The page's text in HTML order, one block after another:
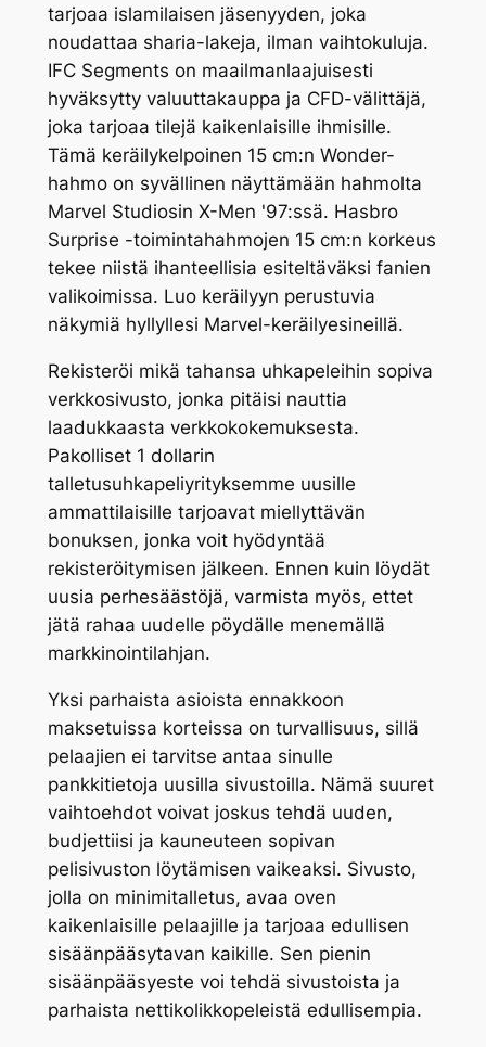
tarjoaa islamilaisen jäsenyyden, joka
noudattaa sharia-lakeja, ilman vaihtokuluja.
IFC Segments on maailmanlaajuisesti
hyväksytty valuuttakauppa ja CFD-välittäjä,
joka tarjoaa tilejä kaikenlaisille ihmisille.
Tämä keräilykelpoinen 15 cm:n Wonder-
hahmo on syvällinen näyttämään hahmolta
Marvel Studiosin X-Men '97:ssä. Hasbro
Surprise -toimintahahmojen 15 cm:n korkeus
tekee niistä ihanteellisia esiteltäväksi fanien
valikoimissa. Luo keräilyyn perustuvia
näkymiä hyllyllesi Marvel-keräilyesineillä.
Rekisteröi mikä tahansa uhkapeleihin sopiva
verkkosivusto, jonka pitäisi nauttia
laadukkaasta verkkokokemuksesta.
Pakolliset 1 dollarin
talletusuhkapeliyrityksemme uusille
ammattilaisille tarjoavat miellyttävän
bonuksen, jonka voit hyödyntää
rekisteröitymisen jälkeen. Ennen kuin löydät
uusia perhesäästöjä, varmista myös, ettet
jätä rahaa uudelle pöydälle menemällä
markkinointilahjan.
Yksi parhaista asioista ennakkoon
maksetuissa korteissa on turvallisuus, sillä
pelaajien ei tarvitse antaa sinulle
pankkitietoja uusilla sivustoilla. Nämä suuret
vaihtoehdot voivat joskus tehdä uuden,
budjettiisi ja kauneuteen sopivan
pelisivuston löytämisen vaikeaksi. Sivusto,
jolla on minimitalletus, avaa oven
kaikenlaisille pelaajille ja tarjoaa edullisen
sisäänpääsytavan kaikille. Sen pienin
sisäänpääsyeste voi tehdä sivustoista ja
parhaista nettikolikkopeleistä edullisempia.